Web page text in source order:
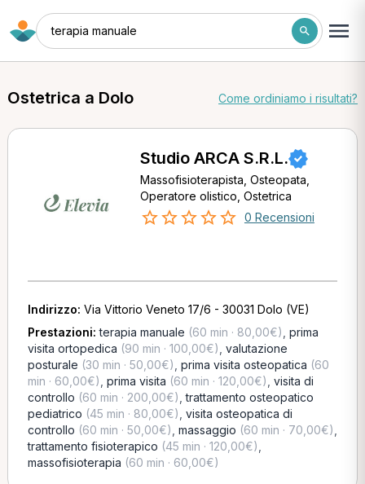
terapia manuale
Ostetrica a Dolo Come ordiniamo i risultati?
Studio ARCA S.R.L.
Massofisioterapista, Osteopata,
Operatore olistico, Ostetrica
0 Recensioni
Indirizzo: Via Vittorio Veneto 17/6 - 30031 Dolo (VE)
Prestazioni:terapia manuale (60 min · 80,00€) prima
visita ortopedica (90 min · 100,00€) valutazione
posturale (30 min · 50,00€) prima visita osteopatica (60
min · 60,00€) prima visita (60 min · 120,00€) visita di
controllo (60 min · 200,00€) ,trattamento osteopatico
pediatrico (45 min · 80,00€) visita osteopatica di
controllo (60 min · 50,00€) massaggio (60 min · 70,00€)
trattamento fisioterapico (45 min · 120,00€)
massofisioterapia (60 min · 60,00€)